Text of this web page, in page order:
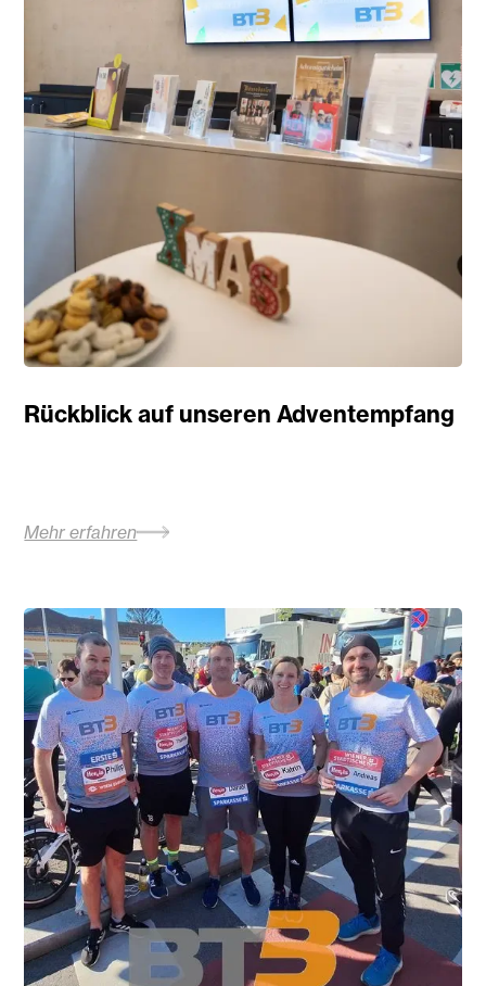
Rückblick auf unseren Adventempfang
Mehr erfahren